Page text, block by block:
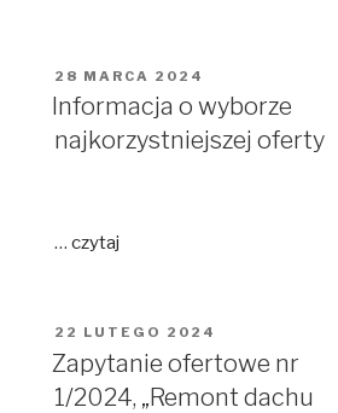
OPUBLIKOWANE
W
28 MARCA 2024
Informacja o wyborze
najkorzystniejszej oferty
… czytaj
OPUBLIKOWANE
W
22 LUTEGO 2024
Zapytanie ofertowe nr
1/2024, „Remont dachu